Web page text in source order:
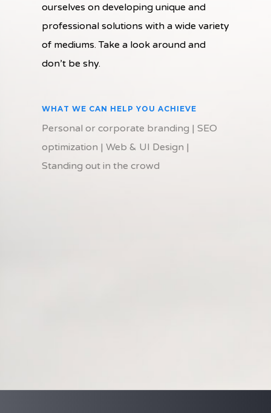
ourselves on developing unique and
professional solutions with a wide variety
of mediums. Take a look around and
don’t be shy.
WHAT WE CAN HELP YOU ACHIEVE
Personal or corporate branding | SEO
optimization | Web & UI Design |
Standing out in the crowd